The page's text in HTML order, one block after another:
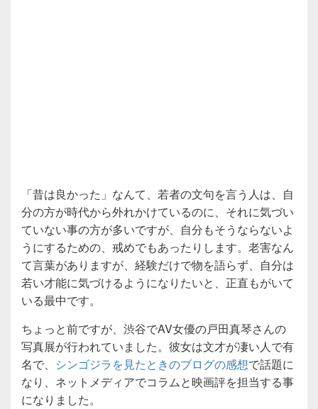
「昔は良かった」なんて、若者の文句を言う人は、自
分の方が時代から外れかけているのに、それに気づい
ていない事の方が多いですが、自分もそうならないよ
うにするための、戒めでもあったりします。老害なん
て言葉がありますが、経験だけで物を語らず、自分は
若い才能に気づけるようになりたいと、正直もがいて
いる最中です。
ちょっと前ですが、渋谷でAV女優の戸田真琴さんの
写真展が行われていました。彼女は文才が凄い人で有
名で、 シンゴジラを見たときのブログの感想で話題に
なり、ネットメディアでコラムと映画評を担当する事
になりました。